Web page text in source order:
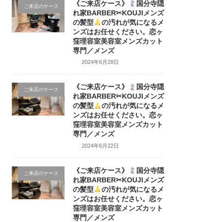
ご来店のケース 《ご来店ケース》
国分寺隠
れ家BARBER✂KOUJIメンズ
の髪型
の汚れが気になるメ
ンズはお任せください。恋ヶ
窪理容室美容室メンズカット
専門／メンズ
2024年6月28日
ご来店のケース 《ご来店ケース》
国分寺隠
れ家BARBER✂KOUJIメンズ
の髪型
の汚れが気になるメ
ンズはお任せください。恋ヶ
窪理容室美容室メンズカット
専門／メンズ
2024年6月22日
ご来店のケース 《ご来店ケース》
国分寺隠
れ家BARBER✂KOUJIメンズ
の髪型
の汚れが気になるメ
ンズはお任せください。恋ヶ
窪理容室美容室メンズカット
専門／メンズ